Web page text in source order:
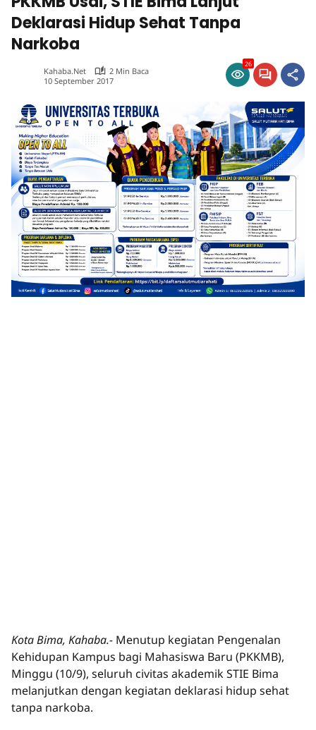
Deklarasi Hidup Sehat Tanpa
Narkoba
Kahaba.net
2 Min Baca
10 September 2017
26
Kota Bima, Kahaba.- Menutup kegiatan Pengenalan
Kehidupan Kampus bagi Mahasiswa Baru (PKKMB),
Minggu (10/9), seluruh civitas akademik STIE Bima
melanjutkan dengan kegiatan deklarasi hidup sehat
tanpa narkoba.